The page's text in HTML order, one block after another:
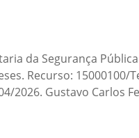
da Segurança Pública.
Recurso:
2026. Gustavo Carlos